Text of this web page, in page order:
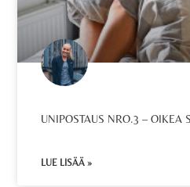
UNIPOSTAUS NRO.3 – OIKEA
LUE LISÄÄ »